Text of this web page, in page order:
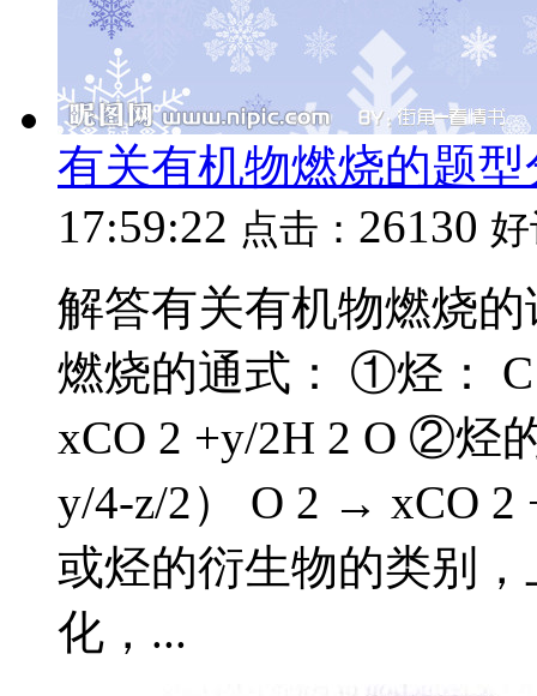
有关有机物燃烧的题
17:59:22 点击： 26130
解答有关有机物燃烧
燃烧的通式： ①烃：
xCO 2 +y/2H 2 O ②烃
y/4-z/2） O 2 → xCO 2
或烃的衍生物的类别
化，...